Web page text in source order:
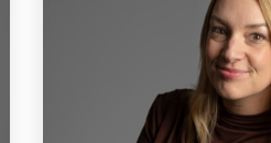
23309060